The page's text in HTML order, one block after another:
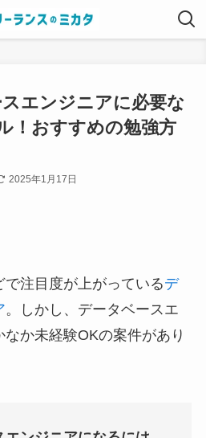
エンジニアに必要な
！おすすめの勉強方
2025年1月17日
で注目度が上がっているデ
。しかし、データベースエ
か未経験OKの案件があり